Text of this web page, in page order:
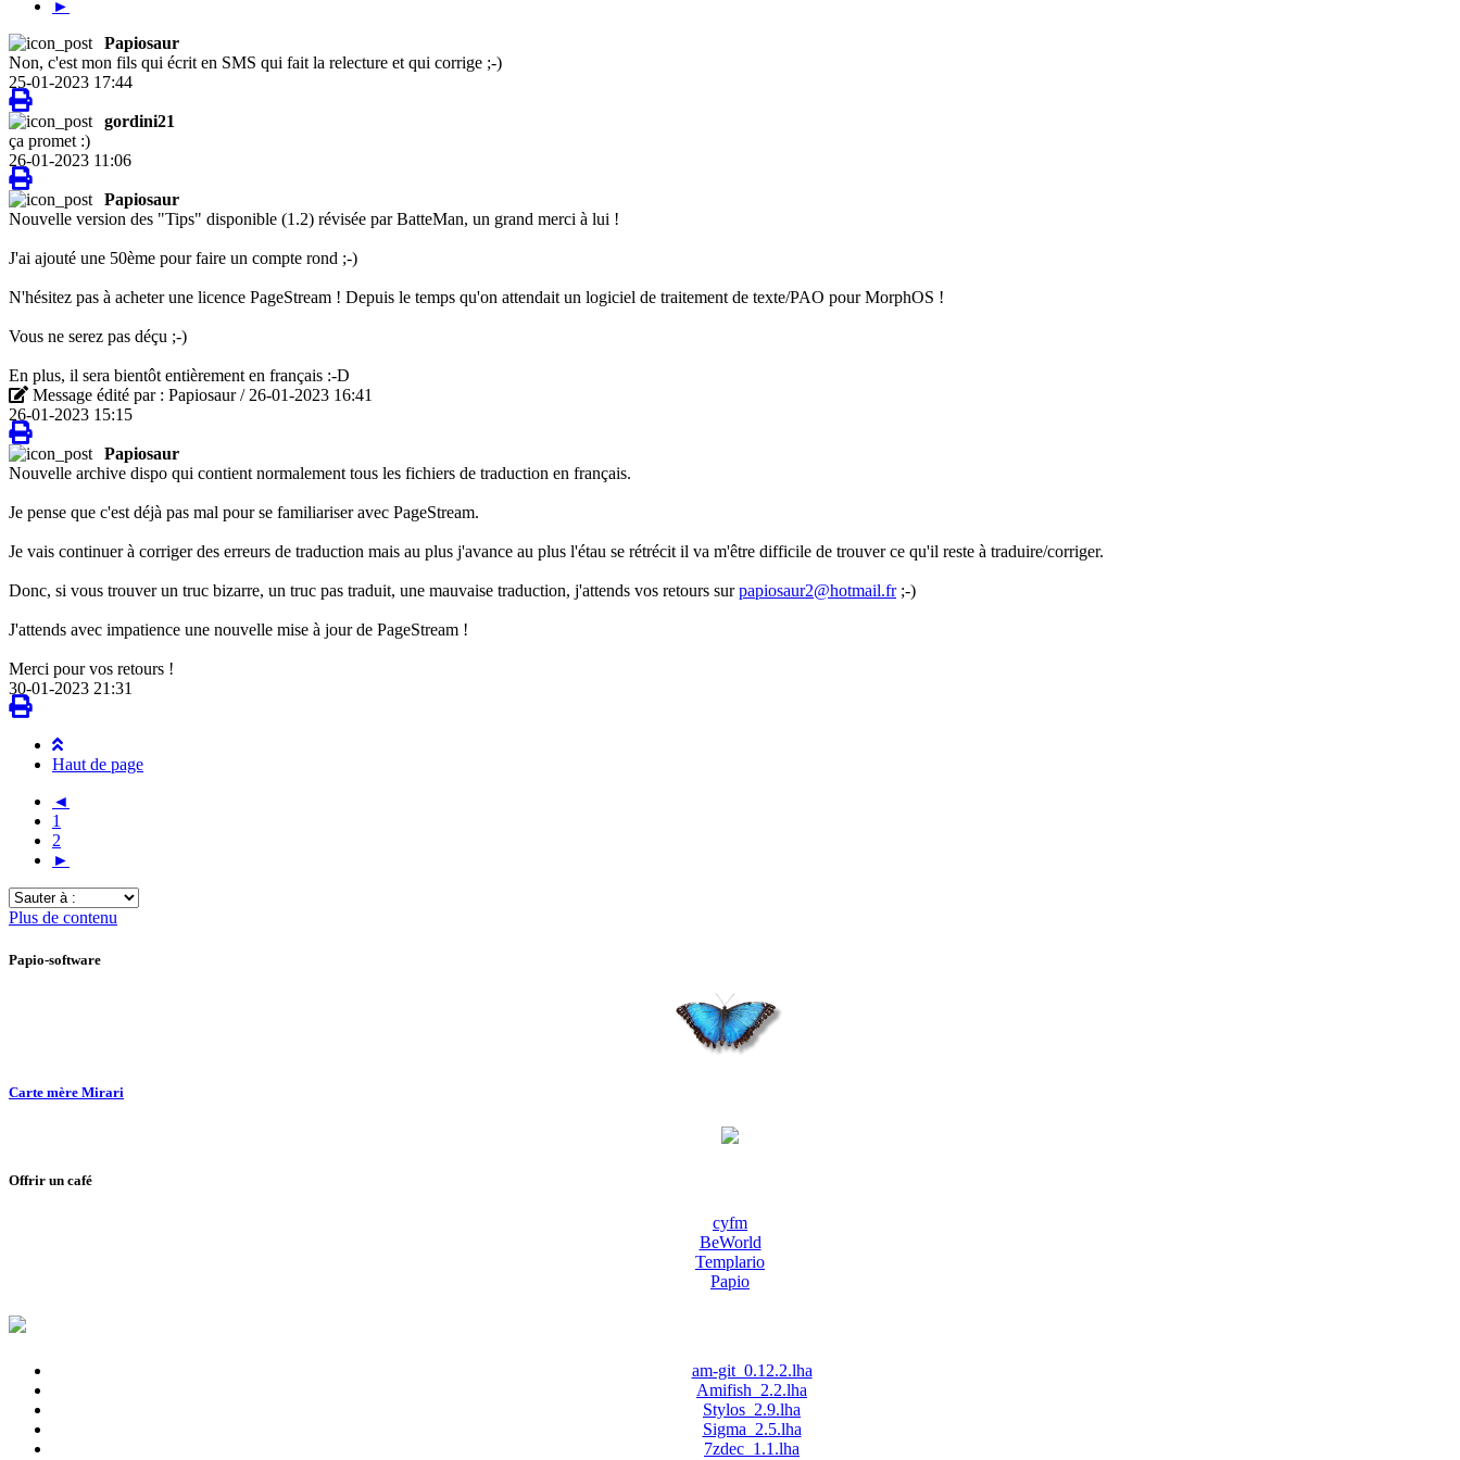
►
Papiosaur
Non, c'est mon fils qui écrit en SMS qui fait la relecture et qui corrige ;-)
25-01-2023 17:44
gordini21
ça promet :)
26-01-2023 11:06
Papiosaur
Nouvelle version des "Tips" disponible (1.2) révisée par BatteMan, un grand merci à lui !
J'ai ajouté une 50ème pour faire un compte rond ;-)
N'hésitez pas à acheter une licence PageStream ! Depuis le temps qu'on attendait un logiciel de traitement de texte/PAO pour MorphOS !
Vous ne serez pas déçu ;-)
En plus, il sera bientôt entièrement en français :-D
Message édité par : Papiosaur / 26-01-2023 16:41
26-01-2023 15:15
Papiosaur
Nouvelle archive dispo qui contient normalement tous les fichiers de traduction en français.
Je pense que c'est déjà pas mal pour se familiariser avec PageStream.
Je vais continuer à corriger des erreurs de traduction mais au plus j'avance au plus l'étau se rétrécit il va m'être difficile de trouver ce qu'il reste à traduire/corriger.
Donc, si vous trouver un truc bizarre, un truc pas traduit, une mauvaise traduction, j'attends vos retours surpapiosaur2@hotmail.fr;-)
J'attends avec impatience une nouvelle mise à jour de PageStream !
Merci pour vos retours !
30-01-2023 21:31
Haut de page
◄
1
2
►
Sauter
à
Plus de contenu
Papio-software
Carte mère Mirari
Offrir un café
cyfm
BeWorld
Templario
Papio
am-git_0.12.2.lha
Amifish_2.2.lha
Stylos_2.9.lha
Sigma_2.5.lha
7zdec_1.1.lha